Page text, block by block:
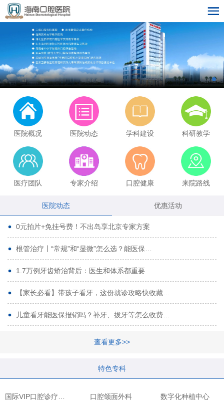
医院概况 医院动态 学科建设 科研教学
医疗团队 专家介绍 口腔健康 来院路线
医院动态 优惠活动
0元拍片+免挂号费！不出岛享北京专家方案
根管治疗丨“常规”和“显微”怎么选？能医保…
1.7万例牙齿矫治背后：医生和体系都重要
【家长必看】带孩子看牙，这份就诊攻略快收藏…
儿童看牙能医保报销吗？补牙、拔牙等怎么收费…
查看更多>>
特色专科
口腔颌面外科 数字化种植中心